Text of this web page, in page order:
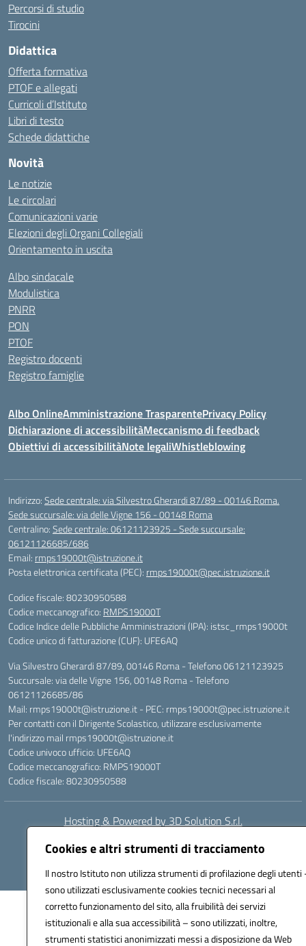
Cookies e altri strumenti di tracciamento
Il nostro Istituto non utilizza strumenti di profilazione degli utenti
sono utilizzati esclusivamente cookies tecnici necessari al
corretto funzionamento del sito, alla fruibilità dei servizi
istituzionali e alla sua accessibilità – sono utilizzati, inoltre,
strumenti statistici anonimizzati messi a disposizione da Web
Percorsi di studio
Tirocini
Didattica
Offerta formativa
PTOF e allegati
Curricoli d’Istituto
Libri di testo
Schede didattiche
Novità
Le notizie
Le circolari
Comunicazioni varie
Elezioni degli Organi Collegiali
Orientamento in uscita
Albo sindacale
Modulistica
PNRR
PON
PTOF
Registro docenti
Registro famiglie
Albo OnlineAmministrazione TrasparentePrivacy Policy
Dichiarazione di accessibilitàMeccanismo di feedback
Obiettivi di accessibilitàNote legaliWhistleblowing
Indirizzo:Sede centrale: via Silvestro Gherardi 87/89 - 00146 Roma.
Sede succursale: via delle Vigne 156 - 00148 Roma
Centralino:Sede centrale: 06121123925 - Sede succursale:
06121126685/686
Email: rmps19000t@istruzione.it
Posta elettronica certificata (PEC): rmps19000t@pec.istruzione.it
Codice fiscale: 80230950588
Codice meccanografico: RMPS19000T
Codice Indice delle Pubbliche Amministrazioni (IPA): istsc_rmps19000t
Codice unico di fatturazione (CUF): UFE6AQ
Via Silvestro Gherardi 87/89, 00146 Roma - Telefono 06121123925
Succursale: via delle Vigne 156, 00148 Roma - Telefono
06121126685/86
Mail: rmps19000t@istruzione.it - PEC: rmps19000t@pec.istruzione.it
Per contatti con il Dirigente Scolastico, utilizzare esclusivamente
l'indirizzo mail rmps19000t@istruzione.it
Codice univoco ufficio: UFE6AQ
Codice meccanografico: RMPS19000T
Codice fiscale: 80230950588
Hosting & Powered by 3D Solution S.r.l.